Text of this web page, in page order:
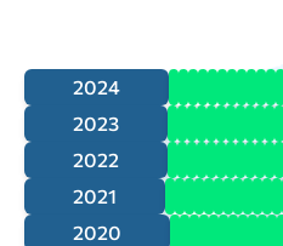
2024
2023
2022
2021
2020